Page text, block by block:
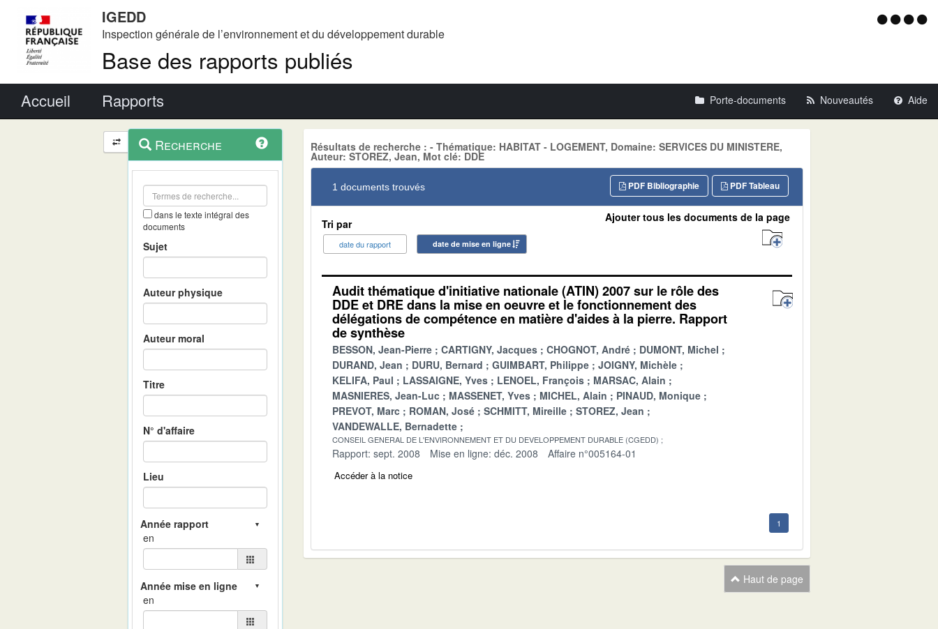
IGEDD
Inspection générale de l’environnement et du développement durable
Base des rapports publiés
Menu
Accueil Rapports Porte-documents Nouveautés Aide
Navigation
et
outils
contextuel
Recherche
dans le texte intégral des
documents
Sujet
Auteur physique
Auteur moral
Titre
N° d'affaire
Lieu
en
en
Résultats de recherche : - Thématique: HABITAT - LOGEMENT, Domaine: SERVICES DU MINISTERE,
Auteur: STOREZ, Jean, Mot clé: DDE
1 documents trouvés PDF Tableau
PDF Bibliographie
Tri par
date du rapport date de mise en ligne
Ajouter tous les documents de la page
Audit thématique d'initiative nationale (ATIN) 2007 sur le rôle des
DDE et DRE dans la mise en oeuvre et le fonctionnement des
délégations de compétence en matière d'aides à la pierre. Rapport
de synthèse
BESSON, Jean-Pierre CARTIGNY, Jacques CHOGNOT, André
DUMONT, Michel
DURAND, Jean
DURU, Bernard GUIMBART, Philippe
JOIGNY, Michèle
KELIFA, Paul
LASSAIGNE, Yves LENOEL, François
MARSAC, Alain
MASNIERES, Jean-Luc
MASSENET, Yves MICHEL, Alain
PINAUD, Monique
PREVOT, Marc
ROMAN, José SCHMITT, Mireille
STOREZ, Jean
VANDEWALLE, Bernadette
CONSEIL GENERAL DE L'ENVIRONNEMENT ET DU DEVELOPPEMENT DURABLE (CGEDD)
Rapport: sept. 2008 Mise en ligne: déc. 2008 Affaire n°005164-01
Accéder à la notice
1
Haut de page